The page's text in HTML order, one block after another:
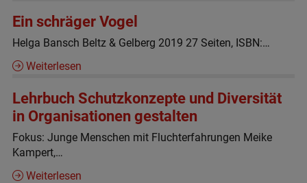
Ein schräger Vogel
Helga Bansch Beltz & Gelberg 2019 27 Seiten, ISBN:…
Weiterlesen
Lehrbuch Schutzkonzepte und Diversität
in Organisationen gestalten
Fokus: Junge Menschen mit Fluchterfahrungen Meike
Kampert,…
Weiterlesen